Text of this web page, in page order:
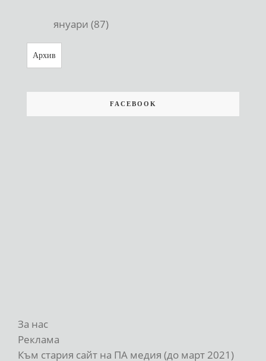
януари (87)
Архив
FACEBOOK
За нас
Реклама
Към стария сайт на ПА медия (до март 2021)